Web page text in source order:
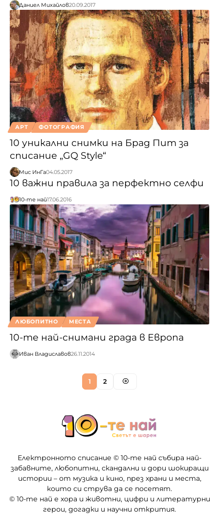
Даниел Михайлов20.09.2017
АРТ ФОТОГРАФИЯ
10 уникални снимки на Брад Пит за
списание „GQ Style“
Мис ИнГа04.05.2017
10 важни правила за перфектно селфи
10-те най17.06.2016
ЛЮБОПИТНО МЕСТА
10-те най-снимани града в Европа
Иван Владиславов26.11.2014
1 2
Електронното списание © 10-те най събира най-
забавните, любопитни, скандални и дори шокиращи
истории – от музика и кино, през храни и места,
които си струва да се посетят.
© 10-те най е хора и животни, цифри и литературни
герои, догадки и научни открития.